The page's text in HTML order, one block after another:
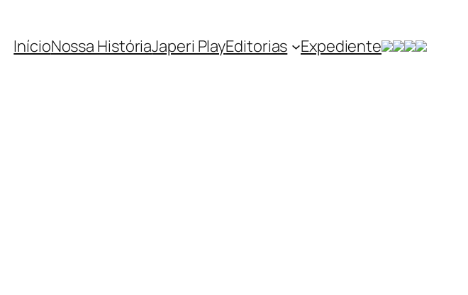
InícioNossa HistóriaJaperi PlayEditorias Expediente